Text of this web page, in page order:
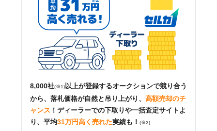
8,000社(※1) 以上が登録するオークションで競り合う
から、落札価格が自然と吊り上がり、 高額売却のチ
ャンス ！ ディーラーでの下取りや一括査定サイトよ
り、平均31万円高く売れた実績も！ (※2)